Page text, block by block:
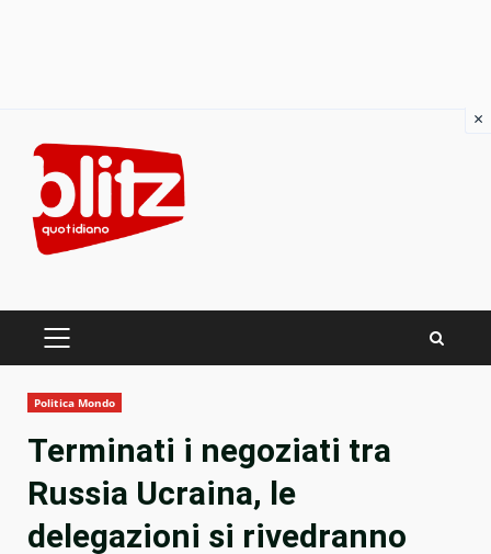
content
PRIMARY
Politica Mondo
Terminati i negoziati tra
Russia Ucraina, le
delegazioni si rivedranno
×